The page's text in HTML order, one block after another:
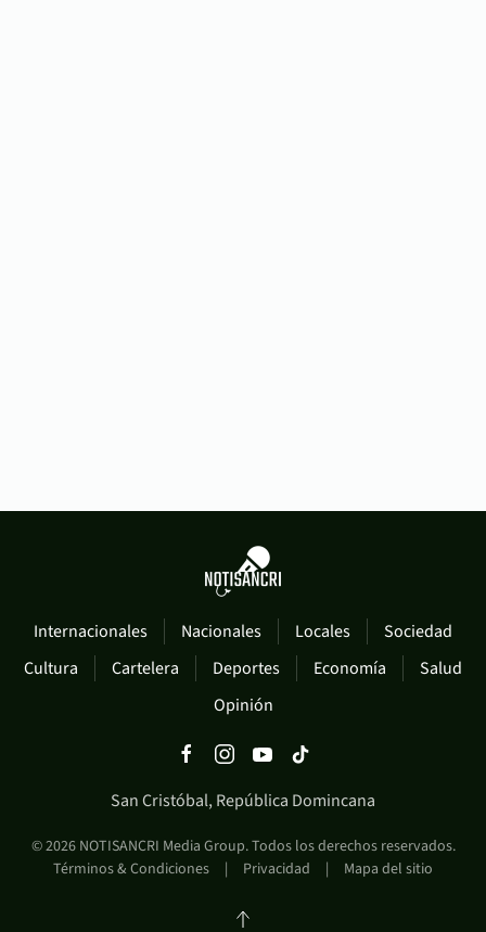
Internacionales Nacionales Locales
Sociedad
Cultura
Cartelera Deportes Economía
Salud
Opinión
San Cristóbal, República Domincana
©2026NOTISANCRI Media Group. Todos los derechos reservados.
Términos & Condiciones | Privacidad | Mapa del sitio